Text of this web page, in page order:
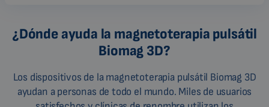
¿Dónde ayuda la magnetoterapia pulsátil
Biomag 3D?
Los dispositivos de la magnetoterapia pulsátil Biomag 3D
ayudan a personas de todo el mundo. Miles de usuarios